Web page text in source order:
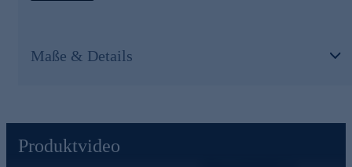
Tagesdosis, standardisiert auf =95 % OPC
Maße & Details
Produktvideo